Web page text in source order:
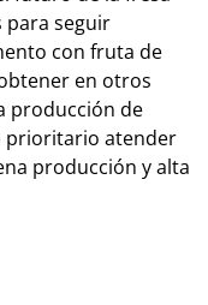
para seguir
con fruta de
en otros
producción de
prioritario atender
producción y alta